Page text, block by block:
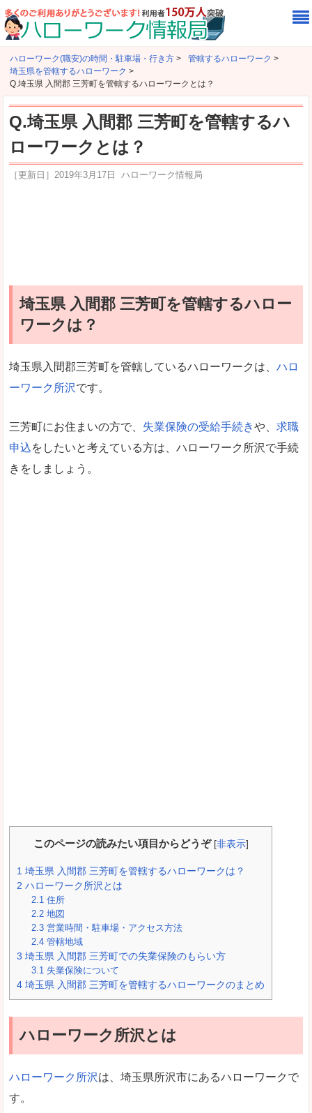
ハローワーク(職安)の時間・駐車場・行き方 > 管轄するハローワーク >
埼玉県を管轄するハローワーク >
Q.埼玉県 入間郡 三芳町を管轄するハローワークとは？
Q.埼玉県 入間郡 三芳町を管轄するハ
ローワークとは？
［更新日］ 2019年3月17日 ハローワーク情報局
埼玉県 入間郡 三芳町を管轄するハロー
ワークは？
埼玉県入間郡三芳町を管轄しているハローワークは、 ハロ
ーワーク所沢です。
三芳町にお住まいの方で、 失業保険の受給手続きや、 求職
申込をしたいと考えている方は、ハローワーク所沢で手続
きをしましょう。
このページの読みたい項目からどうぞ [非表示]
1 埼玉県 入間郡 三芳町を管轄するハローワークは？
2 ハローワーク所沢とは
2.1 住所
2.2 地図
2.3 営業時間・駐車場・アクセス方法
2.4 管轄地域
3 埼玉県 入間郡 三芳町での失業保険のもらい方
3.1 失業保険について
4 埼玉県 入間郡 三芳町を管轄するハローワークのまとめ
ハローワーク所沢とは
ハローワーク所沢は、埼玉県所沢市にあるハローワークで
す。